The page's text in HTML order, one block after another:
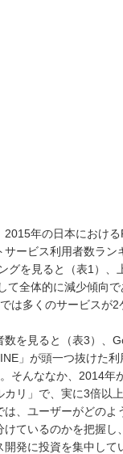
2015年の日本におけ
ービス利用者数ラン
グを見ると（表1）、
て全体的に減少傾向
は多くのサービスが2
数を見ると（表3）、
」が頭一つ抜けた
そんななか、2014年
カリ」で、実に3倍以
は、ユーザーがどのよ
けているのかを把握し
発に投資を集中して